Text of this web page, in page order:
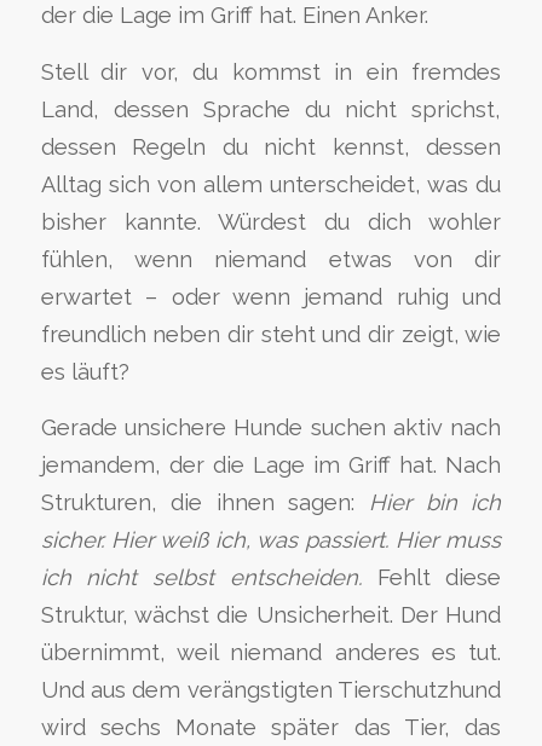
der die Lage im Griff hat. Einen Anker.
Stell dir vor, du kommst in ein fremdes
Land, dessen Sprache du nicht sprichst,
dessen Regeln du nicht kennst, dessen
Alltag sich von allem unterscheidet, was du
bisher kannte. Würdest du dich wohler
fühlen, wenn niemand etwas von dir
erwartet – oder wenn jemand ruhig und
freundlich neben dir steht und dir zeigt, wie
es läuft?
Gerade unsichere Hunde suchen aktiv nach
jemandem, der die Lage im Griff hat. Nach
Strukturen, die ihnen sagen: Hier bin ich
sicher. Hier weiß ich, was passiert. Hier muss
ich nicht selbst entscheiden.Fehlt diese
Struktur, wächst die Unsicherheit. Der Hund
übernimmt, weil niemand anderes es tut.
Und aus dem verängstigten Tierschutzhund
wird sechs Monate später das Tier, das